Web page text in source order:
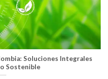
Soluciones Integrales
Sostenible